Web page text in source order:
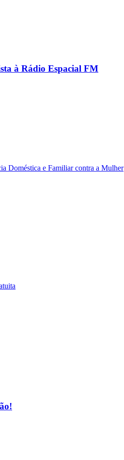
à Rádio Espacial FM
Doméstica e Familiar contra a Mulher